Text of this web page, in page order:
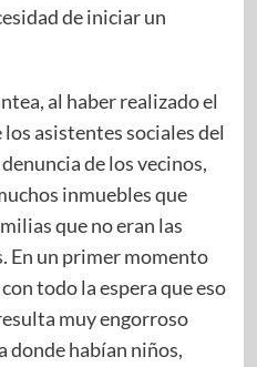
de iniciar un
al haber realizado el
asistentes sociales del
de los vecinos,
inmuebles que
que no eran las
En un primer momento
todo la espera que eso
muy engorroso
donde habían niños,